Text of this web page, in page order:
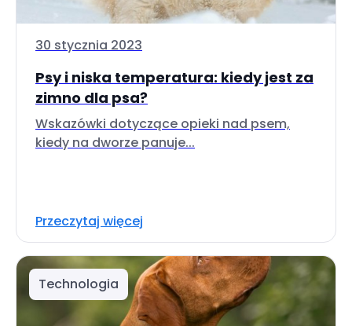
30 stycznia 2023
Psy i niska temperatura: kiedy jest za
zimno dla psa?
Wskazówki dotyczące opieki nad psem,
kiedy na dworze panuje...
Przeczytaj więcej
Technologia